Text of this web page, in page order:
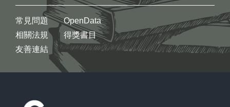
常見問題
相關法規
友善連結
OpenData
得獎書目